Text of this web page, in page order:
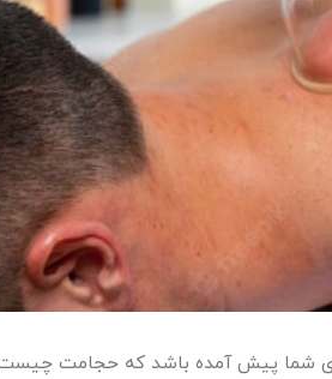
شما پیش آمده باشد که حجامت